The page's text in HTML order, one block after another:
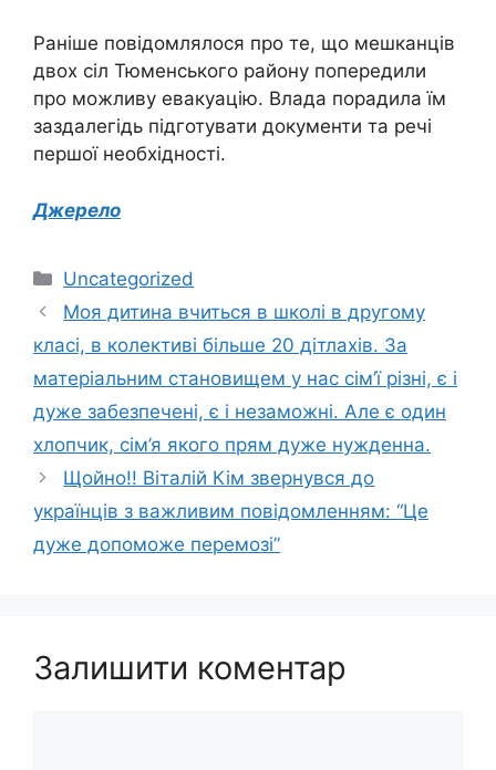
Раніше повідомлялося про те, що мешканців
двох сіл Тюменського району попередили
про можливу евакуацію. Влада порадила їм
заздалегідь підготувати документи та речі
першої необхідності.
Джерело
Категорії
Uncategorized
Моя дитина вчиться в школі в другому
класі, в колективі більше 20 дітлахів. За
матеріальним становищем у нас сім’ї різні, є і
дуже забезпечені, є і незаможні. Але є один
хлопчик, сім’я якого прям дуже нужденна.
Щойно!! Віталій Кім звернувся до
українців з важливим повідомленням: “Це
дуже допоможе перемозі”
Залишити коментар